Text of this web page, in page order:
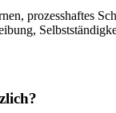
prozesshaftes